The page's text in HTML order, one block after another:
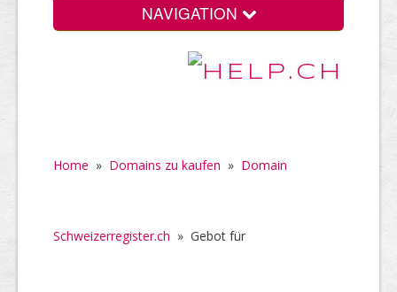
NAVIGATION
Home » Domains zu kaufen » Domain
Schweizerregister.ch » Gebot für